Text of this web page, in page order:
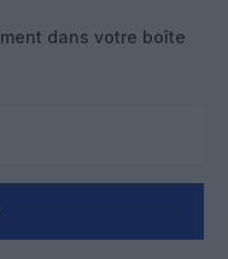
dans votre boîte